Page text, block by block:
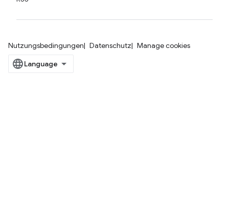
Nutzungsbedingungen Datenschutz Manage cookies